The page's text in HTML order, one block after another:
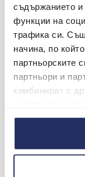
съдържанието
функции на
трафика си.
начина, по
партньорските
партньори и
комбинират с
ползването от
Вас, с
След
за
работен
За
ще се